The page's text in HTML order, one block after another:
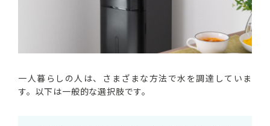
一人暮らしの人は、さまざまな方法で水を調達していま
す。以下は一般的な選択肢です。